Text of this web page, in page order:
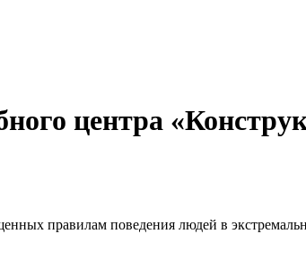
центра
правилам поведения людей в